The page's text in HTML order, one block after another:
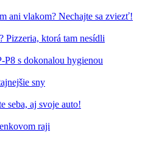
ani vlakom? Nechajte sa zviezť!
ktorá tam nesídli
s dokonalou hygienou
sny
seba, aj svoje auto!
raji